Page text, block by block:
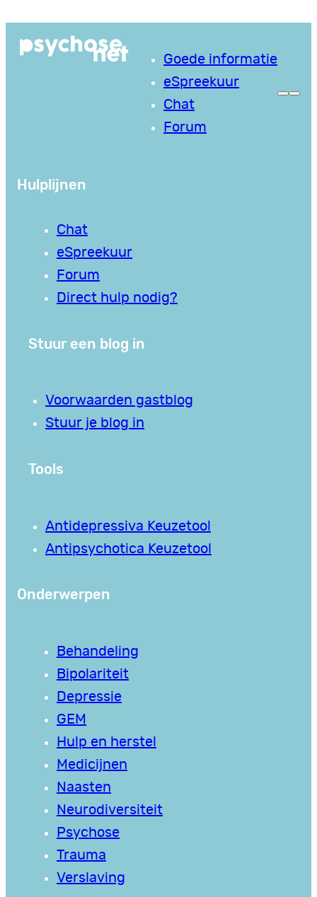
naar
Goede informatie
eSpreekuur
Chat
Forum
Hulplijnen
Chat
eSpreekuur
Forum
Direct hulp nodig?
Stuur een blog in
Voorwaarden gastblog
Stuur je blog in
Tools
Antidepressiva Keuzetool
Antipsychotica Keuzetool
Onderwerpen
Behandeling
Bipolariteit
Depressie
GEM
Hulp en herstel
Medicijnen
Naasten
Neurodiversiteit
Psychose
Trauma
Verslaving